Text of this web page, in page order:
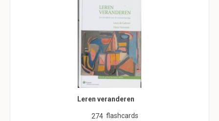
Leren veranderen
274 flashcards